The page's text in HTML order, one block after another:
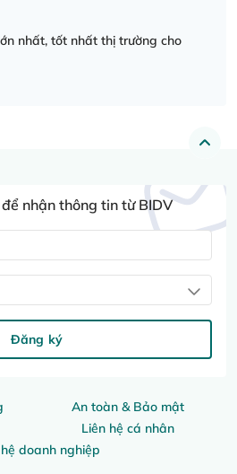
nhất, tốt nhất thị trường cho
An toàn & Bảo mật
Liên hệ cá nhân
doanh nghiệp
nhận thông tin từ BIDV
Đăng ký